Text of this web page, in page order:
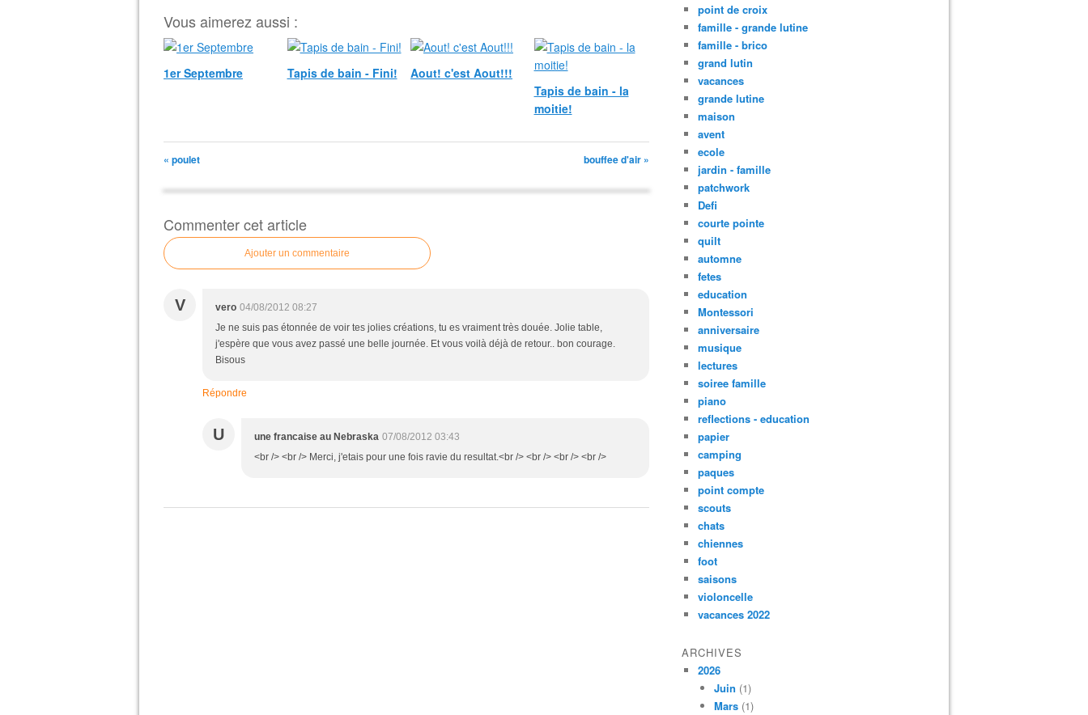
Vous aimerez aussi :
1er Septembre Tapis de bain - Fini!
Aout! c'est Aout!!!
Tapis de bain - la
moitie!
« poulet bouffee d'air »
Commenter cet article
Ajouter un commentaire
V vero 04/08/2012 08:27
Je ne suis pas étonnée de voir tes jolies créations, tu es vraiment très douée. Jolie table,
j'espère que vous avez passé une belle journée. Et vous voilà déjà de retour.. bon courage.
Bisous
Répondre
U une francaise au Nebraska 07/08/2012 03:43
<br /> <br /> Merci, j'etais pour une fois ravie du resultat.<br /> <br /> <br /> <br />
point de croix
famille - grande lutine
famille - brico
grand lutin
vacances
grande lutine
maison
avent
ecole
jardin - famille
patchwork
Defi
courte pointe
quilt
automne
fetes
education
Montessori
anniversaire
musique
lectures
soiree famille
piano
reflections - education
papier
camping
paques
point compte
scouts
chats
chiennes
foot
saisons
violoncelle
vacances 2022
ARCHIVES
2026
Juin (1)
Mars (1)